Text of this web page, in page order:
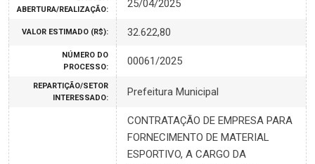
ABERTURA/REALIZAÇÃO:
25/04/2025
VALOR ESTIMADO (R$): 32.622,80
NÚMERO DO
PROCESSO:
00061/2025
REPARTIÇÃO/SETOR
INTERESSADO:
Prefeitura Municipal
CONTRATAÇÃO DE EMPRESA PARA
FORNECIMENTO DE MATERIAL
ESPORTIVO, A CARGO DA